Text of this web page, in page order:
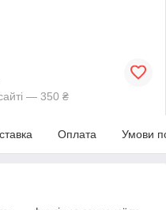
— 350 ₴
Оплата Умови